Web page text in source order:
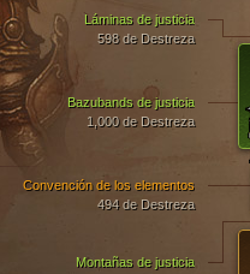
Láminas de justicia
598 de Destreza
Bazubands de justicia
1,000 de Destreza
Montañas de justicia
Convención de los elementos
494 de Destreza